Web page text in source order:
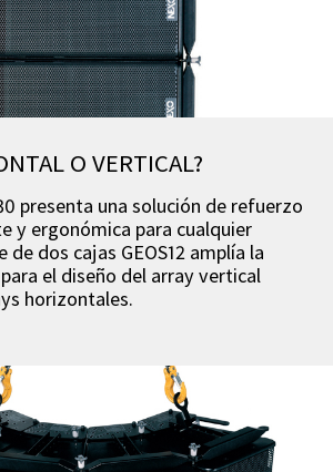
O VERTICAL?
presenta una solución de refuerzo
y ergonómica para cualquier
de dos cajas GEOS12 amplía la
el diseño del array vertical
horizontales.